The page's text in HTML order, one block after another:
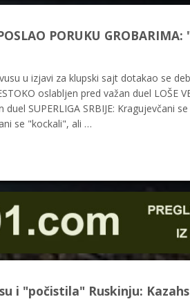
PORUKU
u izjavi za klupski sajt dotakao se
oslabljen pred važan duel LOŠE
duel SUPERLIGA SRBIJE: Kragujevčani
se "kockali", ali …
i "počistila" Ruskinju: